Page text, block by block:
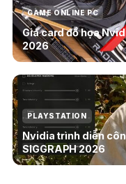
GAME ONLINE PC
Giá card đồ họa
2026
PLAYSTATION
Nvidia trình diễn
SIGGRAPH 2026